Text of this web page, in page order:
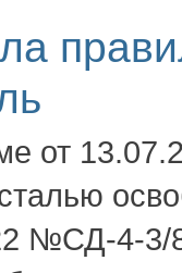
от
№СД-4-3/